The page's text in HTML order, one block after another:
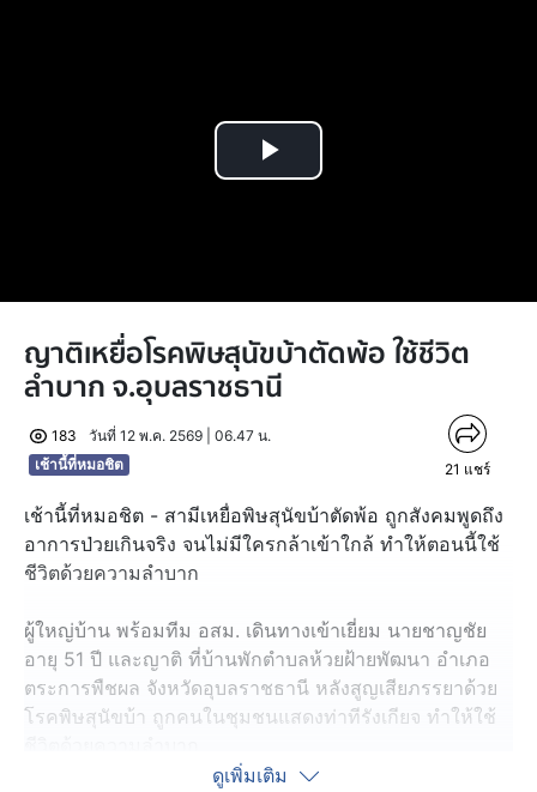
Play
ญาติเหยื่อโรคพิษสุนัขบ้าตัดพ้อ ใช้ชีวิต
ลำบาก จ.อุบลราชธานี
183
วันที่ 12 พ.ค. 2569 | 06.47 น.
เช้านี้ที่หมอชิต
21 แชร์
เช้านี้ที่หมอชิต - สามีเหยื่อพิษสุนัขบ้าตัดพ้อ ถูกสังคมพูดถึง
อาการป่วยเกินจริง จนไม่มีใครกล้าเข้าใกล้ ทำให้ตอนนี้ใช้
ชีวิตด้วยความลำบาก
ผู้ใหญ่บ้าน พร้อมทีม อสม. เดินทางเข้าเยี่ยม นายชาญชัย
อายุ 51 ปี และญาติ ที่บ้านพักตำบลห้วยฝ้ายพัฒนา อำเภอ
ตระการพืชผล จังหวัดอุบลราชธานี หลังสูญเสียภรรยาด้วย
โรคพิษสุนัขบ้า ถูกคนในชุมชนแสดงท่าทีรังเกียจ ทำให้ใช้
ดูเพิ่มเติม